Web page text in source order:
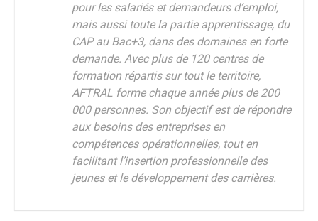
pour les salariés et demandeurs d’emploi,
mais aussi toute la partie apprentissage, du
CAP au Bac+3, dans des domaines en forte
demande. Avec plus de 120 centres de
formation répartis sur tout le territoire,
AFTRAL forme chaque année plus de 200
000 personnes. Son objectif est de répondre
aux besoins des entreprises en
compétences opérationnelles, tout en
facilitant l’insertion professionnelle des
jeunes et le développement des carrières.